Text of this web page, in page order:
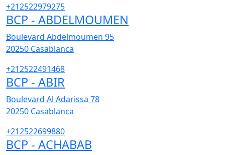
+212522979275
BCP - ABDELMOUMEN
Boulevard Abdelmoumen 95
20250 Casablanca
+212522491468
BCP - ABIR
Boulevard Al Adarissa 78
20250 Casablanca
+212522699880
BCP - ACHABAB